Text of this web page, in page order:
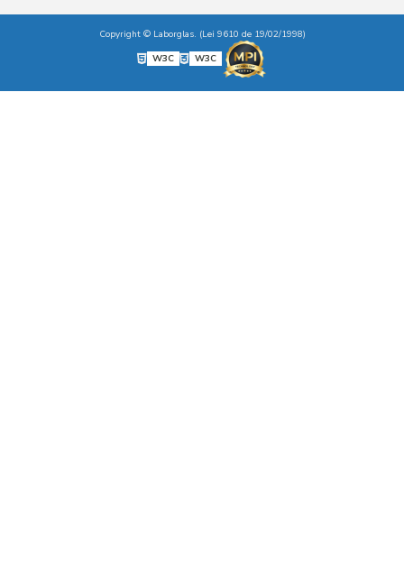
Copyright © Laborglas. (Lei 9610 de 19/02/1998)
W3C
W3C